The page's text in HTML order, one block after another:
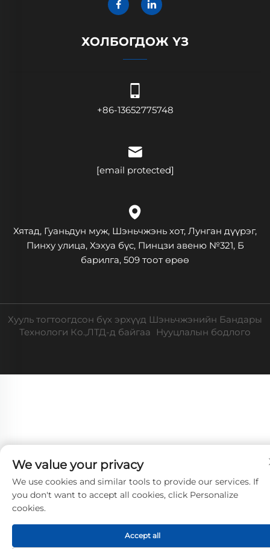
ХОЛБОГДОЖ ҮЗ
+86-13652775748
[email protected]
Хятад, Гуаньдун муж, Шэньчжэнь хот, Лунган дүүрэг,
Пинху улица, Хэхуа бүс, Пинцзи авеню №321, Б
барилга, 509 тоот өрөө
Хууль тогтоогдсон бүх эрхүүд Шэньчжэнийн Бандары
Технологи Ко.,ЛТД-д байгаа
Нууцлалын бодлого
We value your privacy
We use cookies and similar tools to provide our services. If
you don't want to accept all cookies, click Personalize
cookies.
Accept all